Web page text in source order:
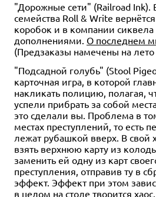
"Дорожные сети" (Railroad Ink).
семейства Roll & Write
коробок и в компании сиквела
дополнениями. О последнем
(Предзаказы намечены на лето
"Подсадной голубь" (Stool
карточная игра, в которой
накликать полицию, полагая,
успели прибрать за собой
это сделали вы. Проблема в
местах преступлений, то есть
лежат рубашкой вверх. В свой
взять верхнюю карту из
заменить ей одну из карт
преступления, отправив ту в
эффект. Эффект при этом
в целом на столе творится